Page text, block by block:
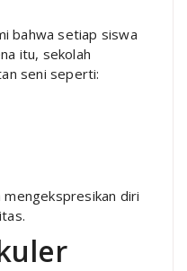
bahwa setiap siswa
itu, sekolah
seni seperti:
diri